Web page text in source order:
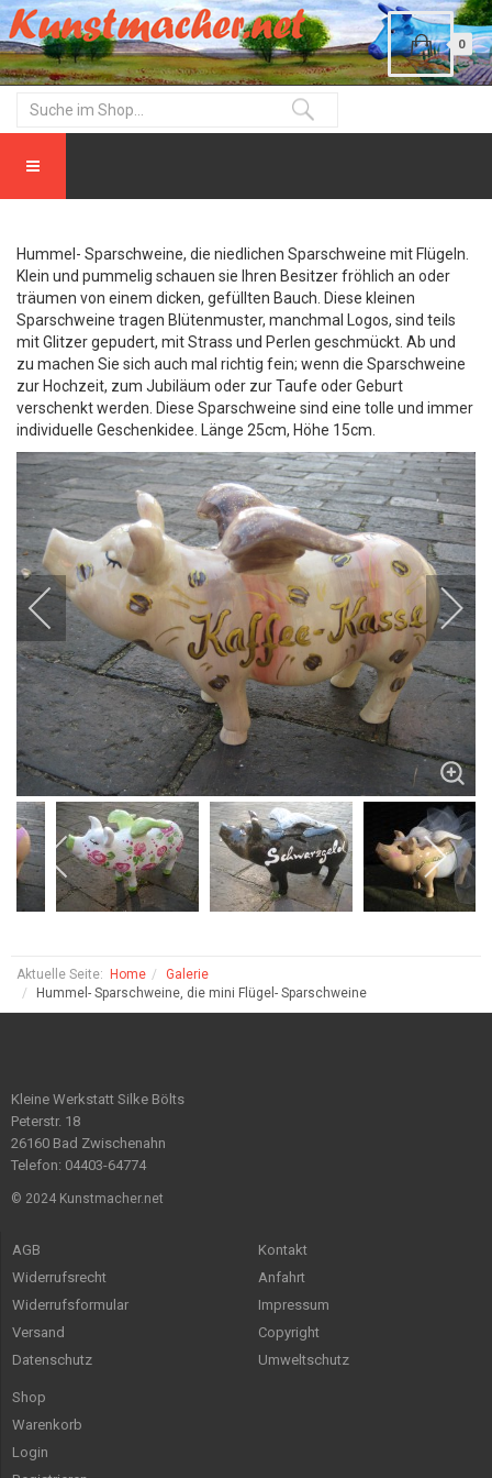
0
Hummel- Sparschweine, die niedlichen Sparschweine mit Flügeln.
Klein und pummelig schauen sie Ihren Besitzer fröhlich an oder
träumen von einem dicken, gefüllten Bauch. Diese kleinen
Sparschweine tragen Blütenmuster, manchmal Logos, sind teils
mit Glitzer gepudert, mit Strass und Perlen geschmückt. Ab und
zu machen Sie sich auch mal richtig fein; wenn die Sparschweine
zur Hochzeit, zum Jubiläum oder zur Taufe oder Geburt
verschenkt werden. Diese Sparschweine sind eine tolle und immer
individuelle Geschenkidee. Länge 25cm, Höhe 15cm.
Aktuelle Seite: Home
Galerie
Hummel- Sparschweine, die mini Flügel- Sparschweine
Kleine Werkstatt Silke Bölts
Peterstr. 18
26160 Bad Zwischenahn
Telefon: 04403-64774
© 2024 Kunstmacher.net
AGB
Widerrufsrecht
Widerrufsformular
Versand
Datenschutz
Kontakt
Anfahrt
Impressum
Copyright
Umweltschutz
Shop
Warenkorb
Login